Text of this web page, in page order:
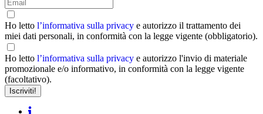
Ho letto l’informativa sulla privacy e autorizzo il trattamento dei
miei dati personali, in conformità con la legge vigente (obbligatorio).
Ho letto l’informativa sulla privacy e autorizzo l'invio di materiale
promozionale e/o informativo, in conformità con la legge vigente
(facoltativo).